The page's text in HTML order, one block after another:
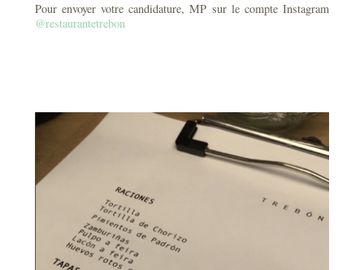
Pour envoyer votre candidature, MP sur le compte Instagram
@restaurantetrebon